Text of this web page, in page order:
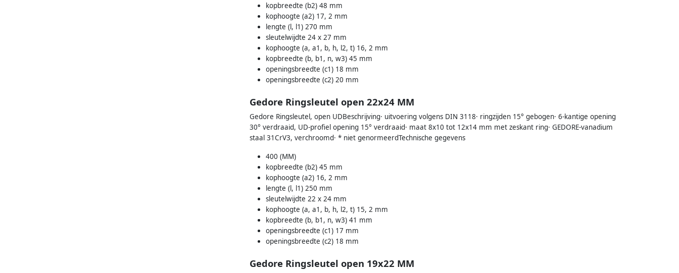
kopbreedte (b2) 48 mm
kophoogte (a2) 17, 2 mm
lengte (l, l1) 270 mm
sleutelwijdte 24 x 27 mm
kophoogte (a, a1, b, h, l2, t) 16, 2 mm
kopbreedte (b, b1, n, w3) 45 mm
openingsbreedte (c1) 18 mm
openingsbreedte (c2) 20 mm
Gedore Ringsleutel open 22x24 MM
Gedore Ringsleutel, open UDBeschrijving· uitvoering volgens DIN 3118· ringzijden 15° gebogen· 6-kantige opening
30° verdraaid, UD-profiel opening 15° verdraaid· maat 8x10 tot 12x14 mm met zeskant ring· GEDORE-vanadium
staal 31CrV3, verchroomd· * niet genormeerdTechnische gegevens
400 (MM)
kopbreedte (b2) 45 mm
kophoogte (a2) 16, 2 mm
lengte (l, l1) 250 mm
sleutelwijdte 22 x 24 mm
kophoogte (a, a1, b, h, l2, t) 15, 2 mm
kopbreedte (b, b1, n, w3) 41 mm
openingsbreedte (c1) 17 mm
openingsbreedte (c2) 18 mm
Gedore Ringsleutel open 19x22 MM